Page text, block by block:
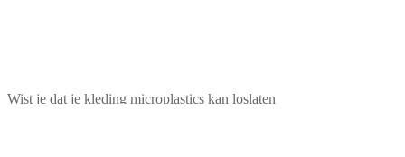
Wist je dat je kleding microplastics kan loslaten